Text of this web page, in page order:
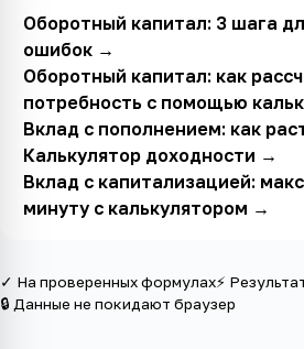
Оборотный капитал: 3 шага
ошибок→
Оборотный капитал: как
потребность с помощью
Вклад с пополнением: как
Калькулятор доходности →
Вклад с капитализацией:
минуту с калькулятором →
✓ На проверенных формулах⚡
🔒 Данные не покидают браузер